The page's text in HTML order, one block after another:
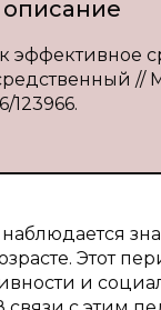
эффективное
123966.
Этот
и